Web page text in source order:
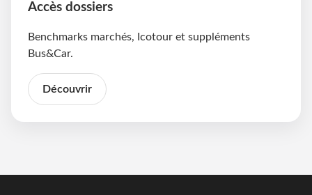
Accès dossiers
Benchmarks marchés, Icotour et suppléments
Bus&Car.
Découvrir